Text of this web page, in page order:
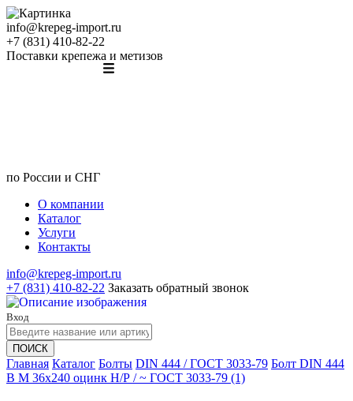
info@krepeg-import.ru
+7 (831) 410-82-22
Поставки крепежа и метизов
по России и СНГ
О компании
Каталог
Услуги
Контакты
info@krepeg-import.ru
+7 (831) 410-82-22 Заказать обратный звонок
Вход
ПОИСК
Главная Каталог Болты DIN 444 / ГОСТ 3033-79 Болт DIN 444
B M 36x240 оцинк Н/Р / ~ ГОСТ 3033-79 (1)